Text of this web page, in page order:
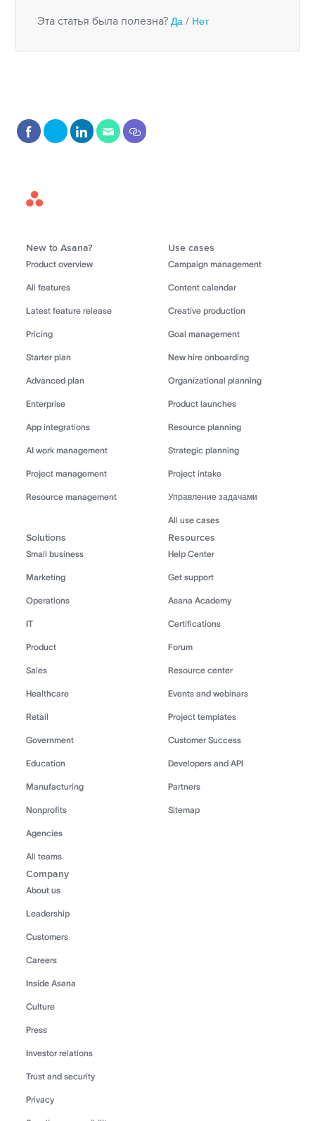
Эта статья была полезна? Да / Нет
Asana
New to Asana?
Product overview
All features
Latest feature release
Pricing
Starter plan
Advanced plan
Enterprise
App integrations
AI work management
Project management
Resource management
Use cases
Campaign management
Content calendar
Creative production
Goal management
New hire onboarding
Organizational planning
Product launches
Resource planning
Strategic planning
Project intake
Управление задачами
All use cases
Solutions
Small business
Marketing
Operations
IT
Product
Sales
Healthcare
Retail
Government
Education
Manufacturing
Nonprofits
Agencies
All teams
Resources
Help Center
Get support
Asana Academy
Certifications
Forum
Resource center
Events and webinars
Project templates
Customer Success
Developers and API
Partners
Sitemap
Company
About us
Leadership
Customers
Careers
Inside Asana
Culture
Press
Investor relations
Trust and security
Privacy